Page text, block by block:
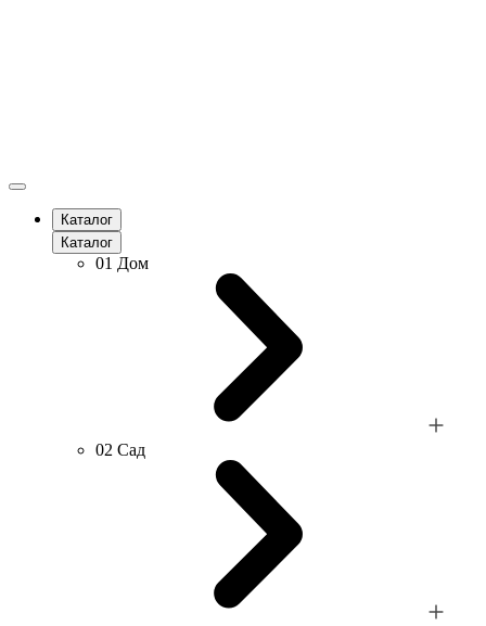
Каталог
Каталог
01 Дом
02 Сад